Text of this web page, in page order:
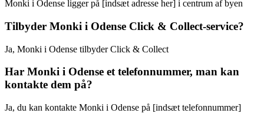
Monki i Odense ligger på [indsæt adresse her] i centrum af byen
Tilbyder Monki i Odense Click & Collect-service?
Ja, Monki i Odense tilbyder Click & Collect
Har Monki i Odense et telefonnummer, man kan
kontakte dem på?
Ja, du kan kontakte Monki i Odense på [indsæt telefonnummer]